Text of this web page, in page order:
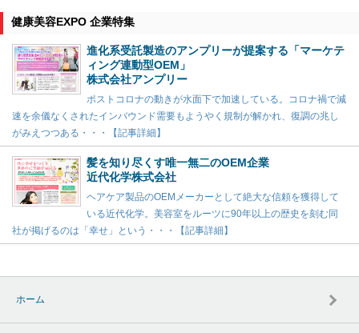
健康美容EXPO 企業特集
進化系受託製造のアンプリーが提案する「マーケテ
ィング連動型OEM」
株式会社アンプリー
ポストコロナの動きが水面下で加速している。コロナ禍で減
速を余儀なくされたインバウンド需要もようやく規制が解かれ、復調の兆し
がみえつつある・・・【記事詳細】
髪を知り尽くす唯一無二のOEM企業
近代化学株式会社
ヘアケア製品のOEMメーカーとして絶大な信頼を獲得して
いる近代化学。美容室をルーツに90年以上の歴史を刻む同
社が掲げるのは「幸せ」という・・・【記事詳細】
ホーム